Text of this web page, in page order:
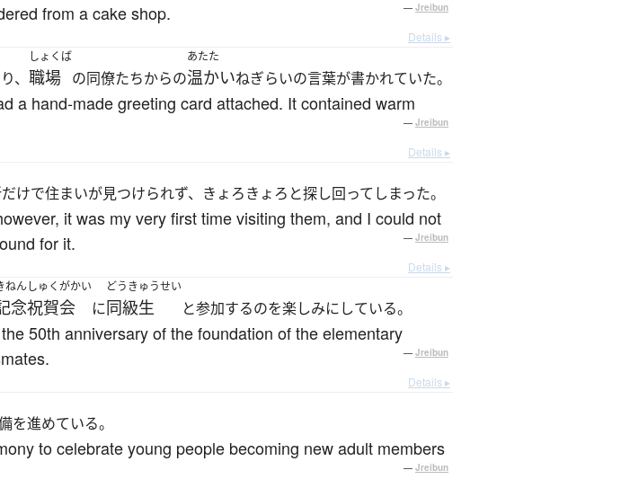
from a cake shop. — Jreibun
Details ▸
、
しょくば
職場 の同僚たちからの
あたた
温かいねぎらいの言葉が書かれていた。
a hand-made greeting card attached. It contained warm
— Jreibun
Details ▸
けで住まいが見つけられず、きょろきょろと探し回ってしまった。
it was my very first time visiting them, and I could not
for it.
— Jreibun
Details ▸
ねんしゅくがかい
念祝賀会 に
どうきゅうせい
同級生 と参加するのを楽しみにしている。
50th anniversary of the foundation of the elementary
— Jreibun
Details ▸
を進めている。
to celebrate young people becoming new adult members
— Jreibun